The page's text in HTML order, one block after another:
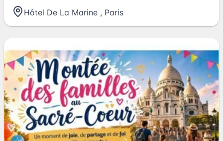
Hôtel De La Marine , Paris